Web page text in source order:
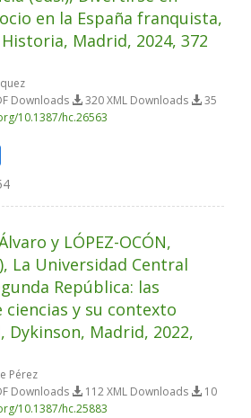
en la España franquista,
Madrid, 2024, 372
Downloads 320 XML Downloads
35
10.1387/hc.26563
y LÓPEZ-OCÓN,
La Universidad Central
República: las
ciencias y su contexto
Dykinson, Madrid, 2022,
Pérez
Downloads 112 XML Downloads
10
10.1387/hc.25883